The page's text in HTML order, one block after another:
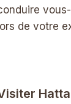
de votre